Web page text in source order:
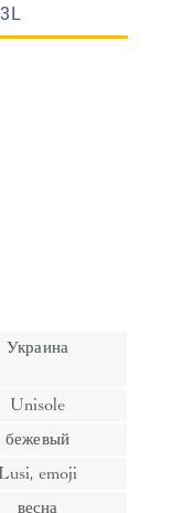
Украина
Unisole
бежевый
Lusi, emoji
весна